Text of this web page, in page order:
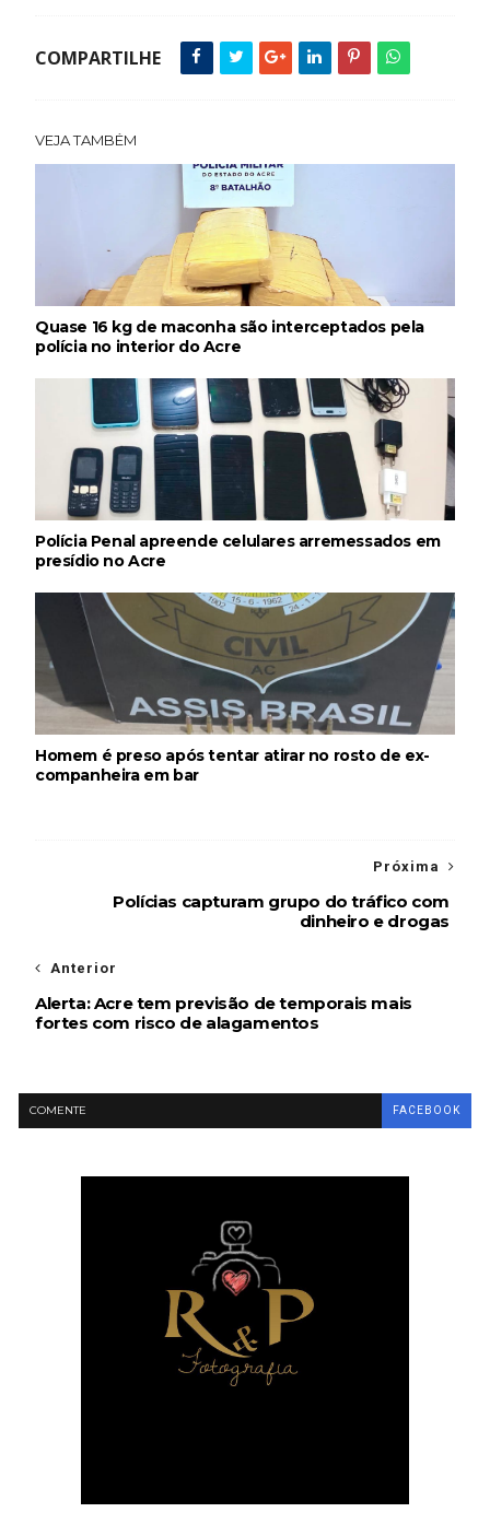
COMPARTILHE
VEJA TAMBÉM
Quase 16 kg de maconha são interceptados pela
polícia no interior do Acre
Polícia Penal apreende celulares arremessados em
presídio no Acre
Homem é preso após tentar atirar no rosto de ex-
companheira em bar
Próxima
Polícias capturam grupo do tráfico com
dinheiro e drogas
Anterior
Alerta: Acre tem previsão de temporais mais
fortes com risco de alagamentos
COMENTE FACEBOOK